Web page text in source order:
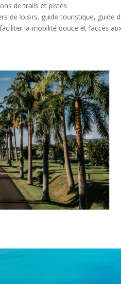
de trails et pistes
de loisirs, guide touristique, guide
la mobilité douce et l’accès